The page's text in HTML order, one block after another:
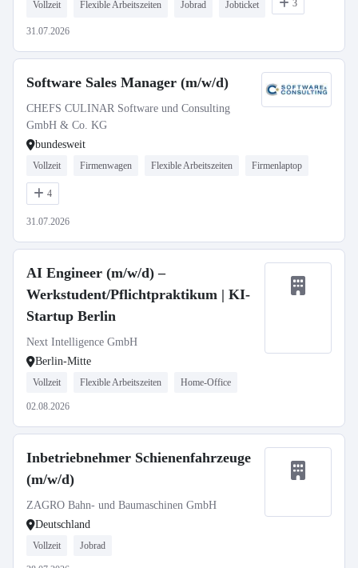
Vollzeit Flexible Arbeitszeiten Jobrad Jobticket 3
31.07.2026
Software Sales Manager (m/w/d)
CHEFS CULINAR Software und Consulting
GmbH & Co. KG
bundesweit
Vollzeit Firmenwagen Flexible Arbeitszeiten Firmenlaptop
4
31.07.2026
AI Engineer (m/w/d) –
Werkstudent/Pflichtpraktikum | KI-
Startup Berlin
Next Intelligence GmbH
Berlin-Mitte
Vollzeit Flexible Arbeitszeiten Home-Office
02.08.2026
Inbetriebnehmer Schienenfahrzeuge
(m/w/d)
ZAGRO Bahn- und Baumaschinen GmbH
Deutschland
Vollzeit Jobrad